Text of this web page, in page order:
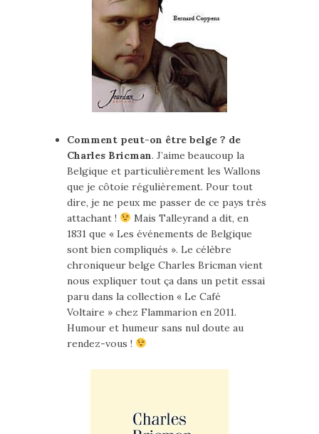
Comment peut-on être belge ? de
Charles Bricman. J’aime beaucoup la
Belgique et particulièrement les Wallons
que je côtoie régulièrement. Pour tout
dire, je ne peux me passer de ce pays très
attachant !
Mais Talleyrand a dit, en
1831 que « Les événements de Belgique
sont bien compliqués ». Le célèbre
chroniqueur belge Charles Bricman vient
nous expliquer tout ça dans un petit essai
paru dans la collection « Le Café
Voltaire » chez Flammarion en 2011.
Humour et humeur sans nul doute au
rendez-vous !